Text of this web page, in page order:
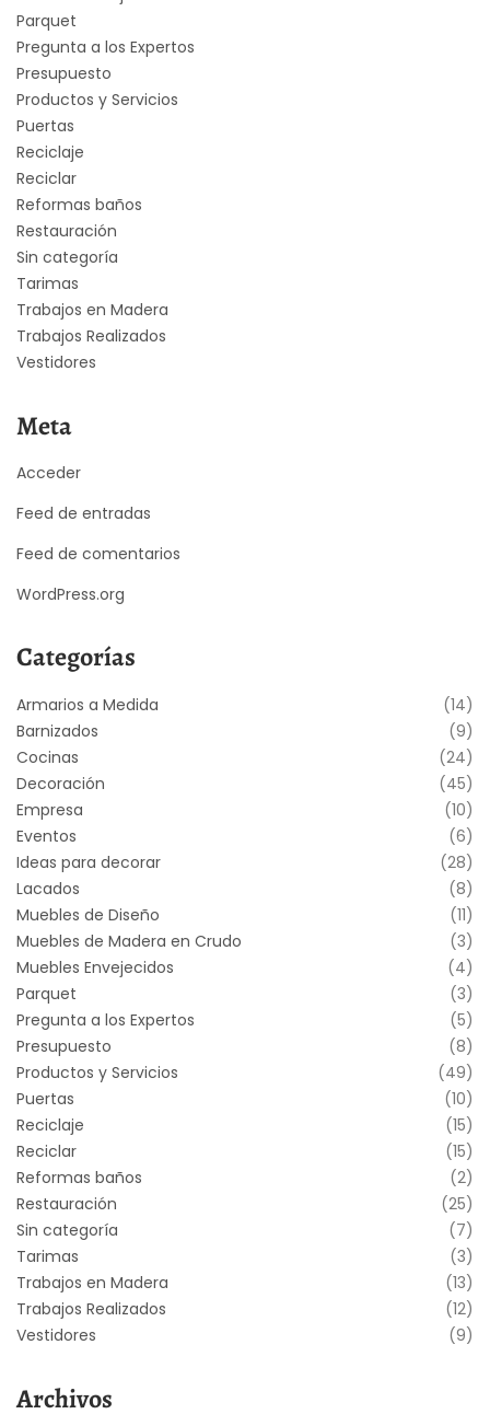
Parquet
Pregunta a los Expertos
Presupuesto
Productos y Servicios
Puertas
Reciclaje
Reciclar
Reformas baños
Restauración
Sin categoría
Tarimas
Trabajos en Madera
Trabajos Realizados
Vestidores
Meta
Acceder
Feed de entradas
Feed de comentarios
WordPress.org
Categorías
Armarios a Medida
(14)
Barnizados
(9)
Cocinas
(24)
Decoración
(45)
Empresa
(10)
Eventos
(6)
Ideas para decorar
(28)
Lacados
(8)
Muebles de Diseño
(11)
Muebles de Madera en Crudo
(3)
Muebles Envejecidos
(4)
Parquet
(3)
Pregunta a los Expertos
(5)
Presupuesto
(8)
Productos y Servicios
(49)
Puertas
(10)
Reciclaje
(15)
Reciclar
(15)
Reformas baños
(2)
Restauración
(25)
Sin categoría
(7)
Tarimas
(3)
Trabajos en Madera
(13)
Trabajos Realizados
(12)
Vestidores
(9)
Archivos